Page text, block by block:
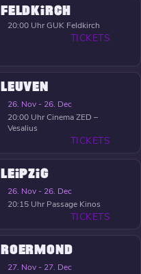
FELDKIRCH
20:00 UhrGUK Feldkirch
TICKETS
LEUVEN
26. Nov - 26. Dec
20:00 UhrCinema ZED –
Vesalius
TICKETS
LEIPZIG
26. Nov - 26. Dec
20:15 Uhr Passage Kinos
TICKETS
ROERMOND
27. Nov - 27. Dec